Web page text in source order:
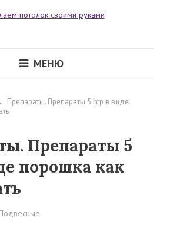
МЕНЮ
Препараты. Препараты 5 htp в виде
Препараты 5
порошка как